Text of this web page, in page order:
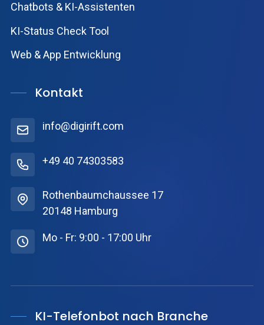
Chatbots & KI-Assistenten
KI-Status Check Tool
Web & App Entwicklung
Kontakt
info@digirift.com
+49 40 74303583
Rothenbaumchaussee 17
20148 Hamburg
Mo - Fr: 9:00 - 17:00 Uhr
KI-Telefonbot nach Branche